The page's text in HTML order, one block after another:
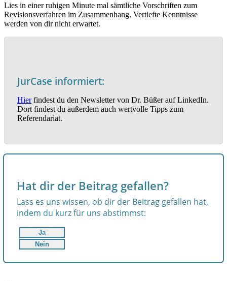
Lies in einer ruhigen Minute mal sämtliche Vorschriften zum
Revisionsverfahren im Zusammenhang. Vertiefte Kenntnisse
werden von dir nicht erwartet.
JurCase informiert:
Hierfindest du den Newsletter von Dr. Büßer auf LinkedIn.
Dort findest du außerdem auch wertvolle Tipps zum
Referendariat.
Hat dir der Beitrag gefallen?
Lass es uns wissen, ob dir der Beitrag gefallen hat,
indem du kurz für uns abstimmst:
Ja
Nein